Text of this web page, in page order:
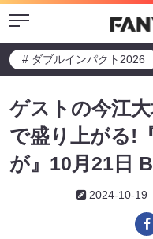
Menu
# ダブルインパクト2026
ゲストの今江
で盛り上がる!
が』10月21日
2024-10-19